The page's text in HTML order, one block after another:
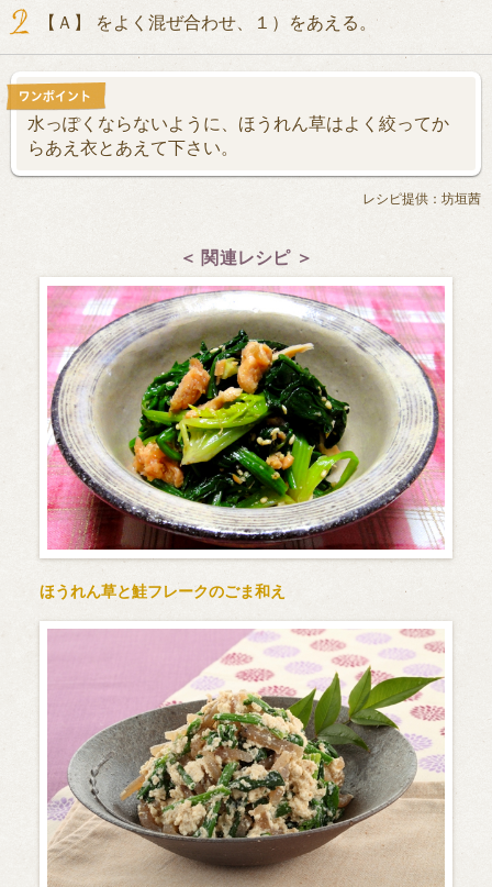
【Ａ】 をよく混ぜ合わせ、１）をあえる。
水っぽくならないように、ほうれん草はよく絞ってか
らあえ衣とあえて下さい。
レシピ提供：坊垣茜
＜ 関連レシピ ＞
ほうれん草と鮭フレークのごま和え